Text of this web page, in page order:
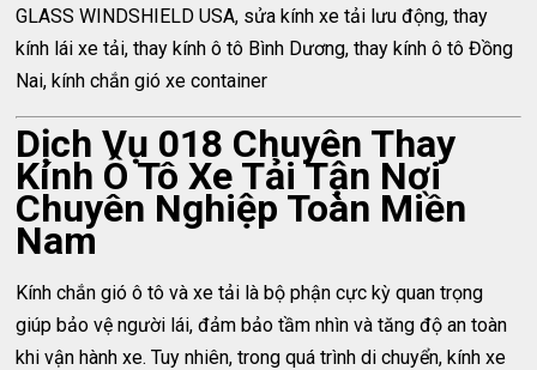
GLASS WINDSHIELD USA, sửa kính xe tải lưu động, thay
kính lái xe tải, thay kính ô tô Bình Dương, thay kính ô tô Đồng
Nai, kính chắn gió xe container
Dịch Vụ 018 Chuyên Thay
Kính Ô Tô Xe Tải Tận Nơi
Chuyên Nghiệp Toàn Miền
Nam
Kính chắn gió ô tô và xe tải là bộ phận cực kỳ quan trọng
giúp bảo vệ người lái, đảm bảo tầm nhìn và tăng độ an toàn
khi vận hành xe. Tuy nhiên, trong quá trình di chuyển, kính xe